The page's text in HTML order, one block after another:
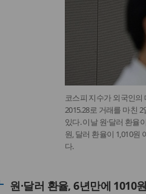
코스피 지수가 외국인의
2015.28로 거래를 마친
있다. 이날 원·달러 환율
원, 달러 환율이 1,010원
다.
원·달러 환율, 6년만에 1010